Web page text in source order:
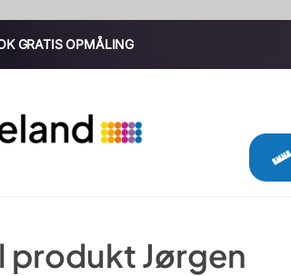
GRATIS OPMÅLING
produkt Jørgen